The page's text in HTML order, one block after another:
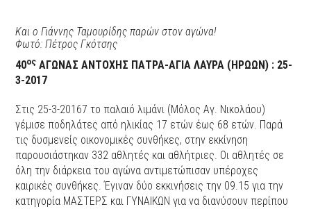
Και ο Γιάννης Ταμουρίδης παρών στον αγώνα!
Φωτό: Πέτρος Γκότσης
40ος ΑΓΩΝΑΣ ΑΝΤΟΧΗΣ ΠΑΤΡΑ-ΑΓΙΑ ΛΑΥΡΑ (ΗΡΩΩΝ) : 25-
3-2017
Στις 25-3-20167 το παλαιό λιμάνι (Μόλος Αγ. Νικολάου)
γέμισε ποδηλάτες από ηλικίας 17 ετών έως 68 ετών. Παρά
τις δυσμενείς οικονομικές συνθήκες, στην εκκίνηση
παρουσιάστηκαν 332 αθλητές και αθλήτριες. Οι αθλητές σε
όλη την διάρκεια του αγώνα αντιμετώπισαν υπέροχες
καιρικές συνθήκες. Έγιναν δύο εκκινήσεις την 09.15 για την
κατηγορία ΜΑΣΤΕΡΣ και ΓΥΝΑΙΚΩΝ για να διανύσουν περίπου